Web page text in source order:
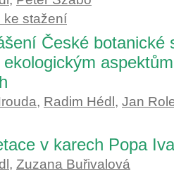
ke stažení
České botanické
, Radim Hédl , Jan
v karech Popa
, Zuzana Buřivalová